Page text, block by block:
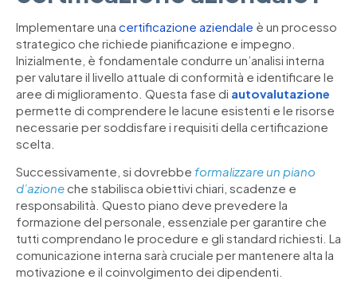
Implementare una certificazione aziendale è un processo
strategico che richiede pianificazione e impegno.
Inizialmente, è fondamentale condurre un’analisi interna
per valutare il livello attuale di conformità e identificare le
aree di miglioramento. Questa fase di autovalutazione
permette di comprendere le lacune esistenti e le risorse
necessarie per soddisfare i requisiti della certificazione
scelta.
Successivamente, si dovrebbe formalizzare un piano
d’azioneche stabilisca obiettivi chiari, scadenze e
responsabilità. Questo piano deve prevedere la
formazione del personale, essenziale per garantire che
tutti comprendano le procedure e gli standard richiesti. La
comunicazione interna sarà cruciale per mantenere alta la
motivazione e il coinvolgimento dei dipendenti.